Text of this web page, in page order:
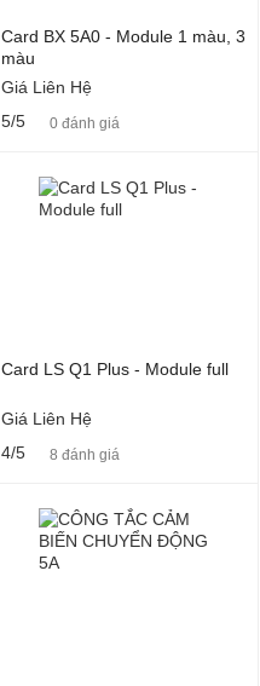
Card BX 5A0 - Module 1 màu, 3
màu
Giá Liên Hệ
5/5
0 đánh giá
Card LS Q1 Plus - Module full
Giá Liên Hệ
4/5
8 đánh giá